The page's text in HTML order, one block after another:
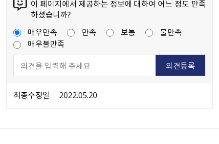
이 페이지에서 제공하는 정보에 대하여 어느 정도 만족
하셨습니까?
매우만족
만족 보통
불만족
매우불만족
최종수정일 2022.05.20